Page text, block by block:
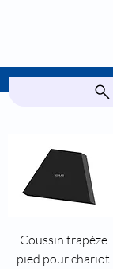
Coussin trapèze
pied pour chariot